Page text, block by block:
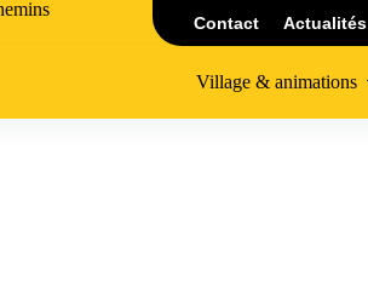
Contact Actualités
Village & animations